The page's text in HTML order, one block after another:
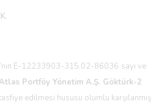
E-12233903-315.02-86036 sayı ve
Atlas Portföy Yönetim A.Ş. Göktürk-2
edilmesi hususu olumlu karşılanmış